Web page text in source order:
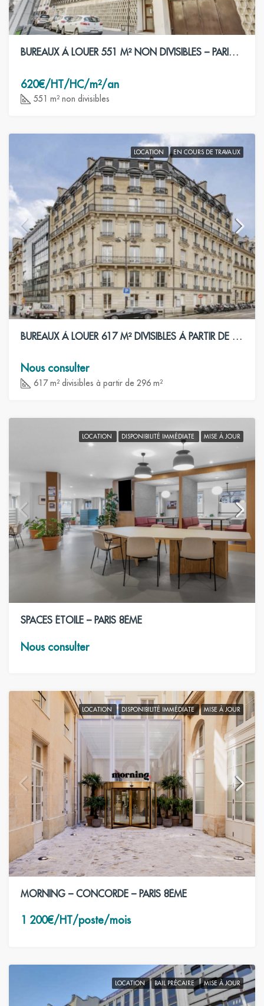
BUREAUX À LOUER 551 M² NON DIVISIBLES – PARIS 8ÈME
620€/HT/HC/m²/an
551 m² non divisibles
LOCATION EN COURS DE TRAVAUX
BUREAUX À LOUER 617 M² DIVISIBLES À PARTIR DE 296 M²- PARIS 8ÈME
Nous consulter
617 m² divisibles à partir de 296 m²
LOCATION DISPONIBILITÉ IMMÉDIATE MISE À JOUR
SPACES ÉTOILE – PARIS 8ÈME
Nous consulter
LOCATION DISPONIBILITÉ IMMÉDIATE MISE À JOUR
MORNING – CONCORDE – PARIS 8ÈME
1 200€/HT/poste/mois
LOCATION BAIL PRÉCAIRE MISE À JOUR